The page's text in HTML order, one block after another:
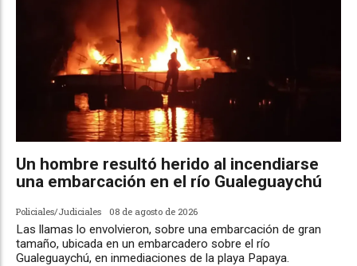
Un hombre resultó herido al incendiarse
una embarcación en el río Gualeguaychú
Policiales/Judiciales 08 de agosto de 2026
Las llamas lo envolvieron, sobre una embarcación de gran
tamaño, ubicada en un embarcadero sobre el río
Gualeguaychú, en inmediaciones de la playa Papaya.